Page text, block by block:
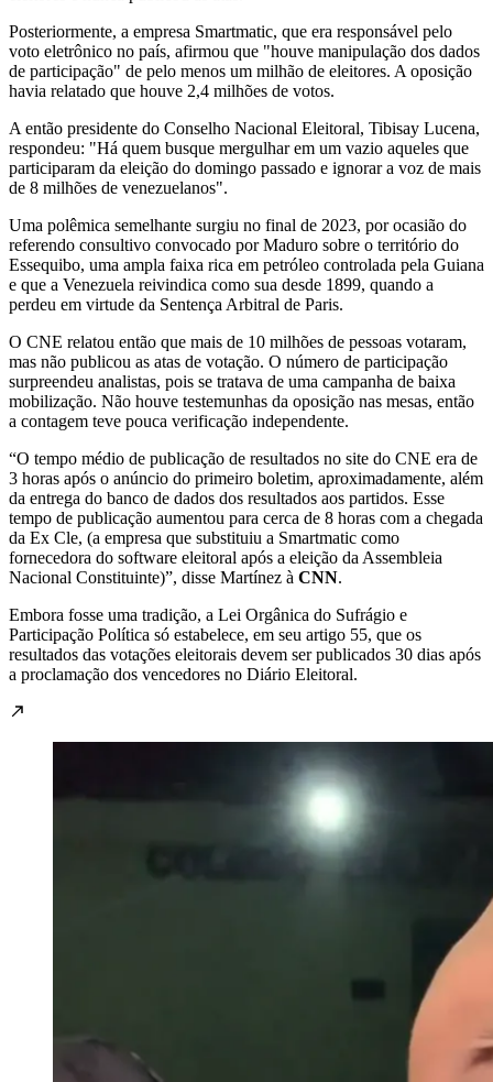
Posteriormente, a empresa Smartmatic, que era responsável pelo
voto eletrônico no país, afirmou que "houve manipulação dos dados
de participação" de pelo menos um milhão de eleitores. A oposição
havia relatado que houve 2,4 milhões de votos.
A então presidente do Conselho Nacional Eleitoral, Tibisay Lucena,
respondeu: "Há quem busque mergulhar em um vazio aqueles que
participaram da eleição do domingo passado e ignorar a voz de mais
de 8 milhões de venezuelanos".
Uma polêmica semelhante surgiu no final de 2023, por ocasião do
referendo consultivo convocado por Maduro sobre o território do
Essequibo, uma ampla faixa rica em petróleo controlada pela Guiana
e que a Venezuela reivindica como sua desde 1899, quando a
perdeu em virtude da Sentença Arbitral de Paris.
O CNE relatou então que mais de 10 milhões de pessoas votaram,
mas não publicou as atas de votação. O número de participação
surpreendeu analistas, pois se tratava de uma campanha de baixa
mobilização. Não houve testemunhas da oposição nas mesas, então
a contagem teve pouca verificação independente.
“O tempo médio de publicação de resultados no site do CNE era de
3 horas após o anúncio do primeiro boletim, aproximadamente, além
da entrega do banco de dados dos resultados aos partidos. Esse
tempo de publicação aumentou para cerca de 8 horas com a chegada
da Ex Cle, (a empresa que substituiu a Smartmatic como
fornecedora do software eleitoral após a eleição da Assembleia
Nacional Constituinte)”, disse Martínez à CNN.
Embora fosse uma tradição, a Lei Orgânica do Sufrágio e
Participação Política só estabelece, em seu artigo 55, que os
resultados das votações eleitorais devem ser publicados 30 dias após
a proclamação dos vencedores no Diário Eleitoral.